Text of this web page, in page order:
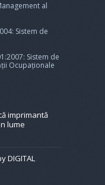
al
Sistem de
Sistem de
Ocupaționale
imprimantă
lume
DIGITAL